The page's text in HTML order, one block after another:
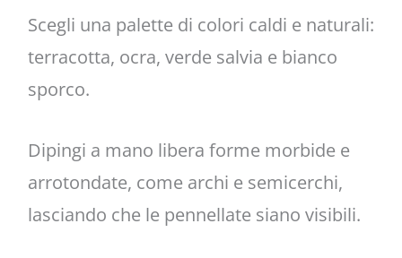
Scegli una palette di colori caldi e naturali:
terracotta, ocra, verde salvia e bianco
sporco.
Dipingi a mano libera forme morbide e
arrotondate, come archi e semicerchi,
lasciando che le pennellate siano visibili.